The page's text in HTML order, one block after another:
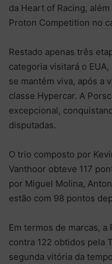
da Heart of Racing,
Proton Competition no
Restado apenas três
categoria visitará o
se mantém viva, após a
classe Hypercar. A
excepcional,
disputadas.
O trio composto por
Vanthoor obteve 117
por Miguel Molina,
estão com 98 pontos
Em termos de marcas,
contra 122 obtidos pela
segunda vitória da